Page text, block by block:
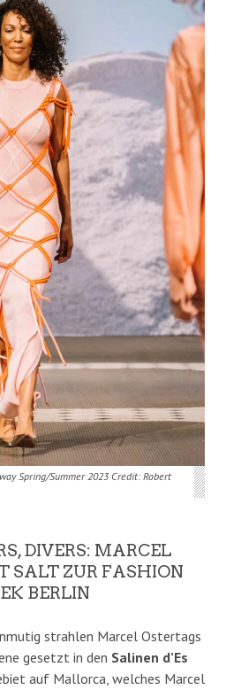
Spring/Summer 2023 Credit: Robert
DIVERS: MARCEL
SALT ZUR FASHION
BERLIN
strahlen Marcel Ostertags
gesetzt in den Salinen d’Es
auf Mallorca, welches Marcel